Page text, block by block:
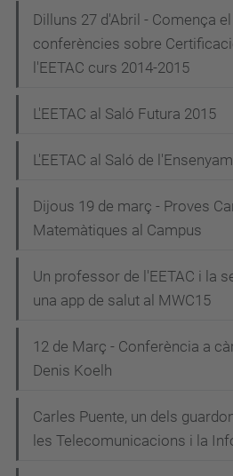
Dilluns 27 d'Abril - Comença
conferències sobre
l'EETAC curs 2014-2015
L'EETAC al Saló Futura 2015
L'EETAC al Saló de
Dijous 19 de març - Proves
Matemàtiques al Campus
Un professor de l'EETAC i la
una app de salut al MWC15
12 de Març - Conferència a
Denis Koelh
Carles Puente, un dels
les Telecomunicacions i la